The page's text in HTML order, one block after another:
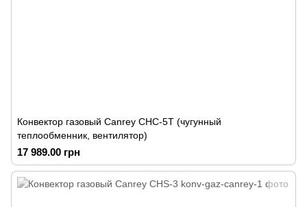
Конвектор газовый Canrey СНС-5Т (чугунный
теплообменник, вентилятор)
17 989.00 грн